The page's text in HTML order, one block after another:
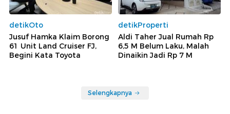
detikOto
Jusuf Hamka Klaim Borong
61 Unit Land Cruiser FJ,
Begini Kata Toyota
detikProperti
Aldi Taher Jual Rumah Rp
6,5 M Belum Laku, Malah
Dinaikin Jadi Rp 7 M
Selengkapnya